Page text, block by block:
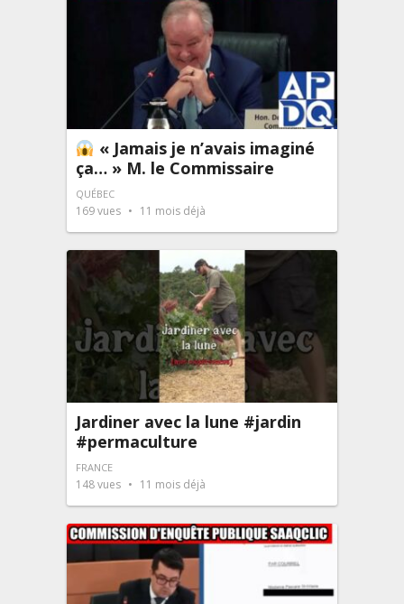
« Jamais je n’avais imaginé
ça… » M. le Commissaire
QUÉBEC
169vues 11 mois déjà
Jardiner avec la lune #jardin
#permaculture
FRANCE
148vues 11 mois déjà